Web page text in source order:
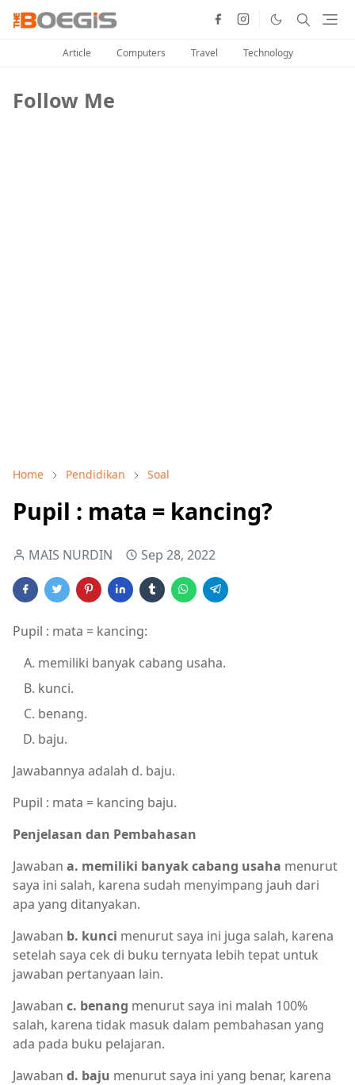
Article Computers Travel Technology
Follow Me
Home Pendidikan Soal
Pupil : mata = kancing?
MAIS NURDIN Sep 28, 2022
Pupil : mata = kancing:
memiliki banyak cabang usaha.
kunci.
benang.
baju.
Jawabannya adalah d. baju.
Pupil : mata = kancing baju.
Penjelasan dan Pembahasan
Jawaban a. memiliki banyak cabang usaha menurut
saya ini salah, karena sudah menyimpang jauh dari
apa yang ditanyakan.
Jawaban b. kunci menurut saya ini juga salah, karena
setelah saya cek di buku ternyata lebih tepat untuk
jawaban pertanyaan lain.
Jawaban c. benang menurut saya ini malah 100%
salah, karena tidak masuk dalam pembahasan yang
ada pada buku pelajaran.
Jawaban d. baju menurut saya ini yang benar, karena